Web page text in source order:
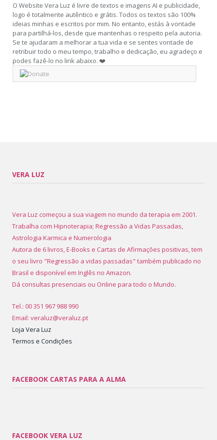
O Website Vera Luz é livre de textos e imagens AI e publicidade,
logo é totalmente autêntico e grátis. Todos os textos são 100%
ideias minhas e escritos por mim. No entanto, estás à vontade
para partilhá-los, desde que mantenhas o respeito pela autoria.
Se te ajudaram a melhorar a tua vida e se sentes vontade de
retribuir todo o meu tempo, trabalho e dedicação, eu agradeço e
podes fazê-lo no link abaixo. ❤️
VERA LUZ
Vera Luz começou a sua viagem no mundo da terapia em 2001.
Trabalha com Hipnoterapia; Regressão a Vidas Passadas,
Astrologia Karmica e Numerologia
Autora de 6 livros, E-Books e Cartas de Afirmações positivas, tem
o seu livro "Regressão a vidas passadas" também publicado no
Brasil e disponível em Inglês no Amazon.
Dá consultas presenciais ou Online para todo o Mundo.
Tel.: 00 351 967 988 990
Email: veraluz@veraluz.pt
Loja Vera Luz
Termos e Condições
FACEBOOK CARTAS PARA A ALMA
FACEBOOK VERA LUZ